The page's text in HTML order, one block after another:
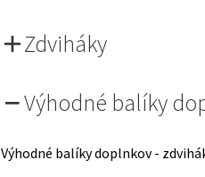
Zdviháky
Výhodné balíky
Výhodné balíky doplnkov -